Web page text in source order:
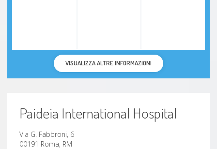
VISUALIZZA ALTRE INFORMAZIONI
Paideia International Hospital
Via G. Fabbroni, 6
00191 Roma, RM